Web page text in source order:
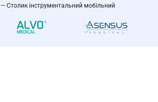
— Столик інструментальний мобільний